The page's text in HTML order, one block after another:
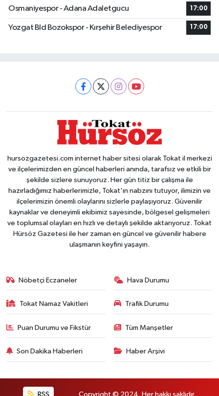
Osmaniyespor - Adana Adaletgucu 17:00
Yozgat Bld Bozokspor - Kırşehir Belediyespor 17:00
hursozgazetesi.com internet haber sitesi olarak Tokat il merkezi
ve ilçelerimizden en güncel haberleri anında, tarafsız ve etkili bir
şekilde sizlere sunuyoruz. Her gün titiz bir çalışma ile
hazırladığımız haberlerimizle, Tokat'ın nabzını tutuyor, ilimizin ve
ilçelerimizin önemli olaylarını sizlerle paylaşıyoruz. Güvenilir
kaynaklar ve deneyimli ekibimiz sayesinde, bölgesel gelişmeleri
ve toplumsal olayları en hızlı ve detaylı şekilde aktarıyoruz. Tokat
Hürsöz Gazetesi ile her zaman en güncel ve güvenilir habere
ulaşmanın keyfini yaşayın.
Nöbetçi Eczaneler Hava Durumu
Tokat Namaz Vakitleri Trafik Durumu
Puan Durumu ve Fikstür Tüm Manşetler
Son Dakika Haberleri Haber Arşivi
RSS Copyright © 2024. Her hakkı saklıdır.